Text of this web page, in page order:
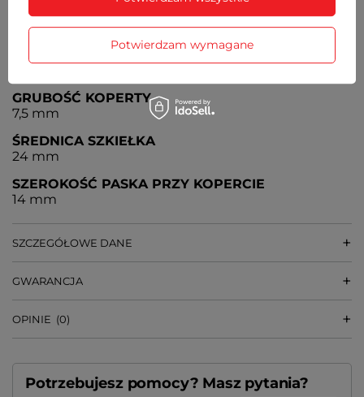
MECHANIZM
MYIOTA
GRUBOŚĆ KOPERTY
7,5 mm
ŚREDNICA SZKIEŁKA
24 mm
SZEROKOŚĆ PASKA PRZY KOPERCIE
14 mm
SZCZEGÓŁOWE DANE
GWARANCJA
OPINIE (0)
Potrzebujesz pomocy? Masz pytania?
Potwierdzam wymagane